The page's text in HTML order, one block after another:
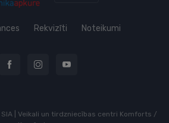
Rekvizīti Noteikumi
| Veikali un tirdzniecības centri Komforts /